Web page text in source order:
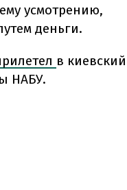
усмотрению,
деньги.
в киевский
НАБУ.